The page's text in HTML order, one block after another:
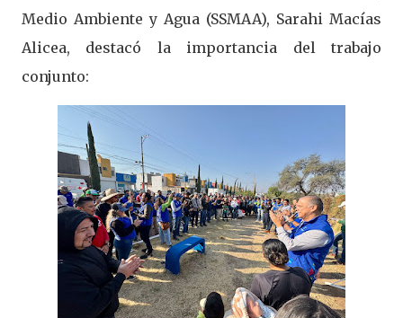
Medio Ambiente y Agua (SSMAA), Sarahi Macías
Alicea, destacó la importancia del trabajo
conjunto: